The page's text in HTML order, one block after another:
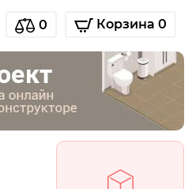
0 Корзина 0